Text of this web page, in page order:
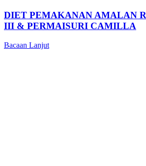
DIET PEMAKANAN AMALAN
III & PERMAISURI CAMILLA
Bacaan Lanjut